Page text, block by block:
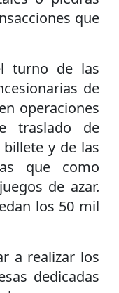
que
turno de las
de
operaciones
traslado de
y de las
que como
de azar.
los 50 mil
a realizar los
dedicadas